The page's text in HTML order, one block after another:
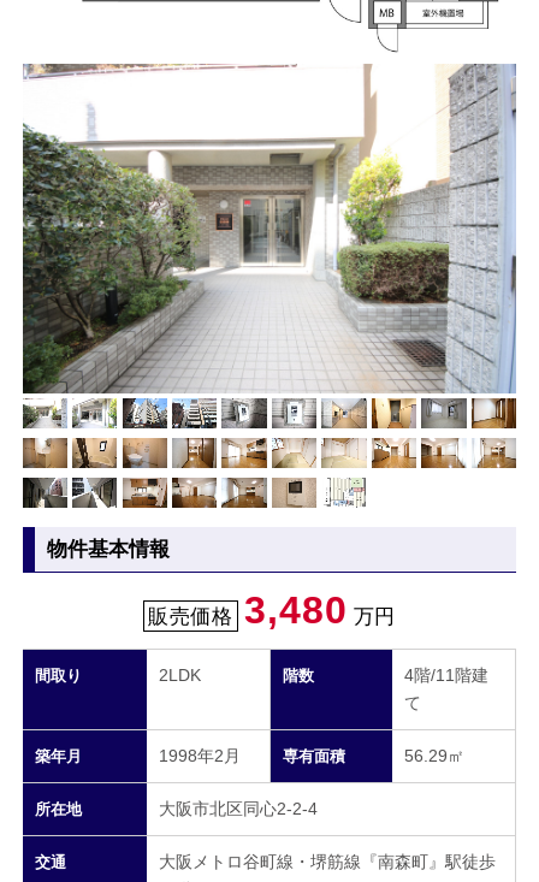
物件基本情報
販売価格 3,480 万円
間取り 2LDK 階数
4階/11階建
て
築年月 1998年2月 専有面積 56.29㎡
所在地 大阪市北区同心2-2-4
交通
大阪メトロ谷町線・堺筋線『南森町』駅徒歩